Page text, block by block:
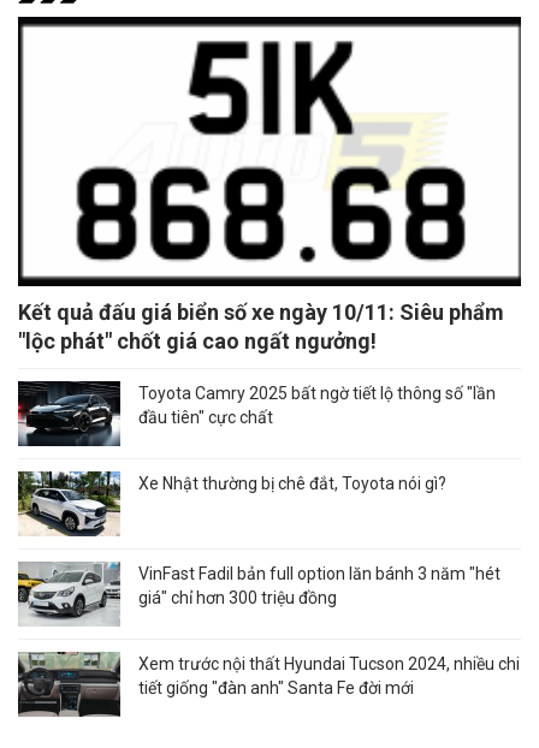
Kết quả đấu giá biển số xe ngày 10/11: Siêu phẩm
"lộc phát" chốt giá cao ngất ngưởng!
Toyota Camry 2025 bất ngờ tiết lộ thông số "lần
đầu tiên" cực chất
Xe Nhật thường bị chê đắt, Toyota nói gì?
VinFast Fadil bản full option lăn bánh 3 năm "hét
giá" chỉ hơn 300 triệu đồng
Xem trước nội thất Hyundai Tucson 2024, nhiều chi
tiết giống "đàn anh" Santa Fe đời mới